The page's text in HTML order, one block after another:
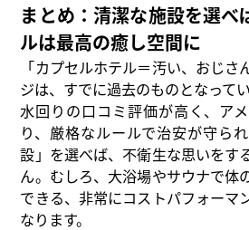
まとめ：清潔な施設を選べ
ルは最高の癒し空間に
「カプセルホテル＝汚い、おじ
ジは、すでに過去のものとなってい
水回りの口コミ評価が高く、ア
り、厳格なルールで治安が守ら
設」を選べば、不衛生な思いをす
ん。むしろ、大浴場やサウナで体
できる、非常にコストパフォーマ
なります。